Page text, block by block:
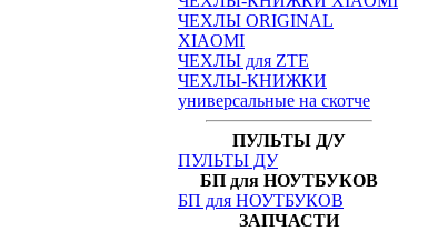
ЧЕХЛЫ ORIGINAL
XIAOMI
ЧЕХЛЫ для ZTE
ЧЕХЛЫ-КНИЖКИ
универсальные на скотче
ПУЛЬТЫ Д/У
ПУЛЬТЫ ДУ
БП для НОУТБУКОВ
БП для НОУТБУКОВ
ЗАПЧАСТИ